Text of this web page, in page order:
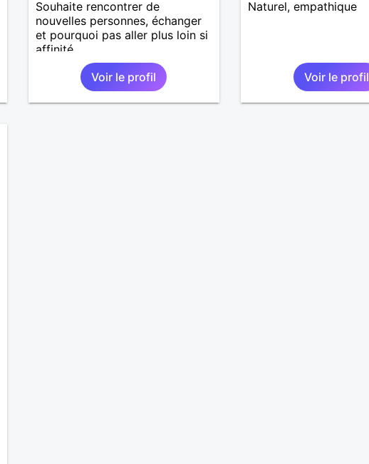
Souhaite rencontrer de
nouvelles personnes, échanger
et pourquoi pas aller plus loin si
affinité...
Voir le profil
Naturel, empathique
Voir le profil